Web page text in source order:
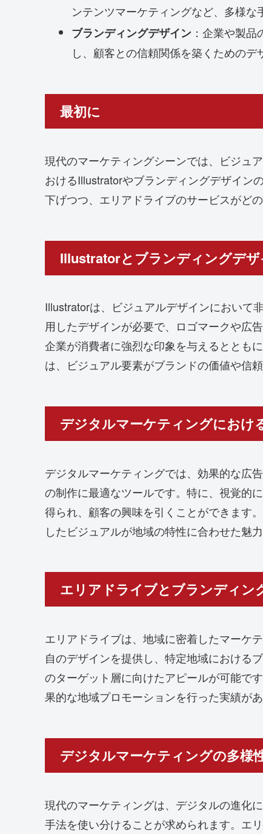
ンテンツマーケティングなど、多様な
ブランディングデザイン：企業や製品
し、顧客との信頼関係を築くためのデ
最初に
現代のマーケティングシーンでは、ビジュ
おけるIllustratorやブランディングデザイン
下げつつ、エリアドライブのサービスがど
Illustratorとブランディングデ
Illustratorは、ビジュアルデザインにおいて
用したデザインが必要で、ロゴマークや広
企業が消費者に強烈な印象を与えるととも
は、ビジュアル要素がブランドの価値や信
デジタルマーケティングにおけ
デジタルマーケティングでは、効果的な広
の制作に最適なツールです。特に、視覚的
得られ、顧客の興味を引くことができます
したビジュアルが地域の特性に合わせた魅
エリアドライブとブランディン
エリアドライブは、地域に密着したマーケ
自のデザインを提供し、特定地域における
のターゲット層に向けたアピールが可能で
果的な地域プロモーションを行った実績が
デジタルマーケティングの多様
現代のマーケティングは、デジタルの進化
手法を使い分けることが求められます。エ